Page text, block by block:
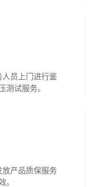
员上门进行鉴
测试服务。
产品质保服务
。